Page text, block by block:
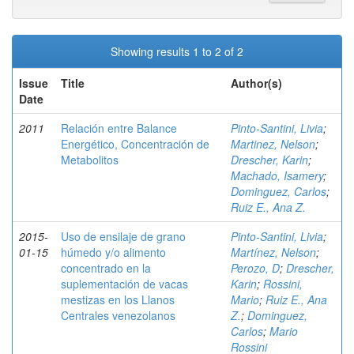
Showing results 1 to 2 of 2
Issue
Date
Title Author(s)
2011
Relación entre Balance
Energético, Concentración de
Metabolitos
Pinto-Santini, Livia;
Martinez, Nelson;
Drescher, Karin;
Machado, Isamery;
Dominguez, Carlos;
Ruiz E., Ana Z.
2015-
01-15
Uso de ensilaje de grano
húmedo y/o alimento
concentrado en la
suplementación de vacas
mestizas en los Llanos
Centrales venezolanos
Pinto-Santini, Livia;
Martínez, Nelson;
Perozo, D; Drescher,
Karin; Rossini,
Mario; Ruiz E., Ana
Z.; Dominguez,
Carlos; Mario
Rossini